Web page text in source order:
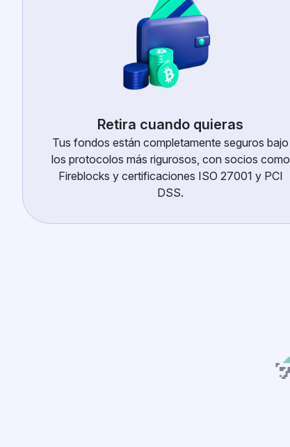
Retira cuando quieras
Tus fondos están completamente seguros bajo
los protocolos más rigurosos, con socios como
Fireblocks y certificaciones ISO 27001 y PCI
DSS.